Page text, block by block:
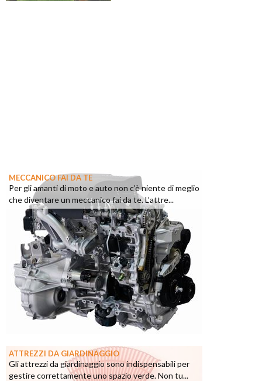
MECCANICO FAI DA TE
Per gli amanti di moto e auto non c’è niente di meglio
che diventare un meccanico fai da te. L’attre...
ATTREZZI DA GIARDINAGGIO
Gli attrezzi da giardinaggio sono indispensabili per
gestire correttamente uno spazio verde. Non tu...